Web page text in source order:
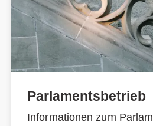
Parlamentsbetrieb
Informationen zum